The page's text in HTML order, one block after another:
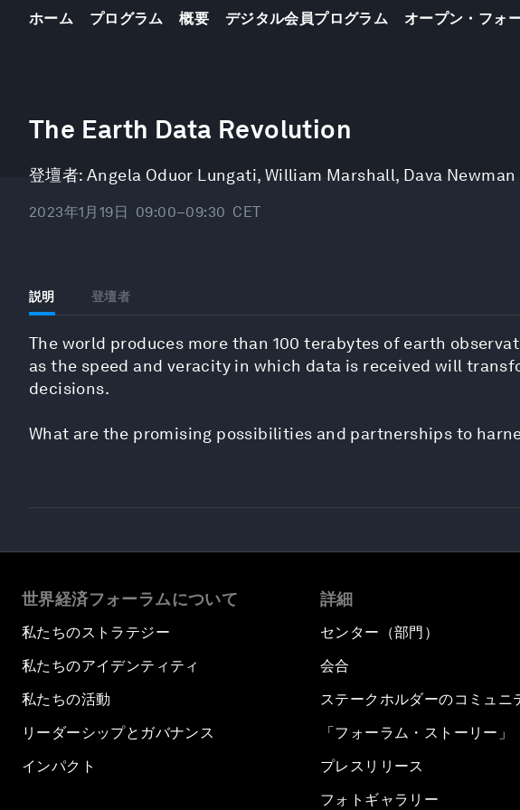
ホーム プログラム 概要 デジタル会員プログラム オープン・フォ
The Earth Data Revolution
登壇者: Angela Oduor Lungati, William Marshall, Dava Newman
2023年1月19日 09:00–09:30 CET
説明 登壇者
The world produces more than 100 terabytes of earth
as the speed and veracity in which data is received will
decisions.
What are the promising possibilities and partnerships to
3
seconds
Volume
世界経済フォーラムについて
私たちのストラテジー
私たちのアイデンティティ
私たちの活動
リーダーシップとガバナンス
インパクト
詳細
センター（部門）
会合
ステークホルダーのコミュニ
「フォーラム・ストーリー」
プレスリリース
フォトギャラリー